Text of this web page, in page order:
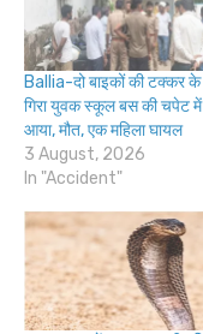
Ballia-दो बाइकों की टक्कर के
गिरा युवक स्कूल बस की चपेट में
आया, मौत, एक महिला घायल
3 August, 2026
In "Accident"